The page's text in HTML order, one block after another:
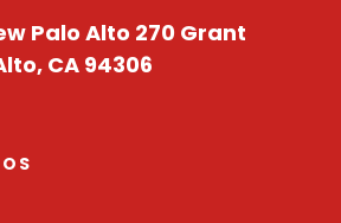
Palo Alto 270 Grant
CA 94306